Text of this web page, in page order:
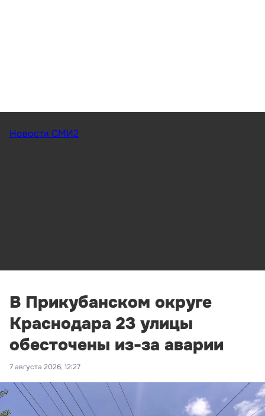
Новости СМИ2
В Прикубанском округе
Краснодара 23 улицы
обесточены из-за аварии
7 августа 2026, 12:27